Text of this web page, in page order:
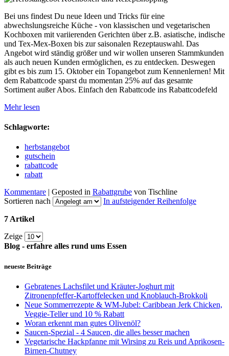
Bei uns findest Du neue Ideen und Tricks für eine
abwechslungsreiche Küche - von klassischen und vegetarischen
Kochboxen mit variierenden Gerichten über z.B. asiatische, indische
und Tex-Mex-Boxen bis zur saisonalen Rezeptauswahl. Das
Angebot wird ständig größer und wir wollen unseren Stammkunden
als auch neuen Kunden ermöglichen, es zu entdecken. Deswegen
gibt es bis zum 15. Oktober ein Topangebot zum Kennenlernen! Mit
dem Rabattcode sparst du momentan 25% auf das gesamte
Sortiment außer Abos. Einfach den Rabattcode ins Rabattcodefeld
Mehr lesen
Schlagworte:
herbstangebot
gutschein
rabattcode
rabatt
Kommentare | Geposted in Rabattgrube von Tischline
Sortieren nach
In aufsteigender Reihenfolge
7 Artikel
Zeige
Blog - erfahre alles rund ums Essen
neueste Beiträge
Gebratenes Lachsfilet und Kräuter-Joghurt mit
Zitronenpfeffer-Kartoffelecken und Knoblauch-Brokkoli
Neue Sommerrezepte & WM-Jubel: Caribbean Jerk Chicken,
Veggie-Teller und 10 % Rabatt
Woran erkennt man gutes Olivenöl?
Saucen-Spezial - 4 Saucen, die alles besser machen
Vegetarische Hackpfanne mit Wirsing zu Reis und Aprikosen-
Birnen-Chutney